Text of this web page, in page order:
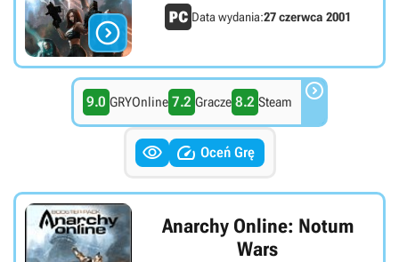
 Data wydania:27 czerwca 2001
9.0 GRYOnline 7.2 Gracze 8.2 Steam 
  Oceń Grę
Anarchy Online: Notum
Wars